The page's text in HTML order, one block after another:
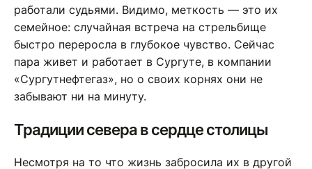
работали судьями. Видимо, меткость — это их
семейное: случайная встреча на стрельбище
быстро переросла в глубокое чувство. Сейчас
пара живет и работает в Сургуте, в компании
«Сургутнефтегаз», но о своих корнях они не
забывают ни на минуту.
Традиции севера в сердце столицы
Несмотря на то что жизнь забросила их в другой